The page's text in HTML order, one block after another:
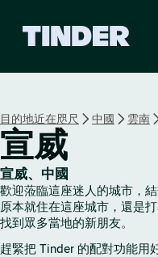
r
目的地近在咫尺 中國 雲南
宣威
宣威、中國
歡迎蒞臨這座迷人的城市，
原本就住在這座城市，還是
找到眾多當地的新朋友。
趕緊把 Tinder 的配對功能用